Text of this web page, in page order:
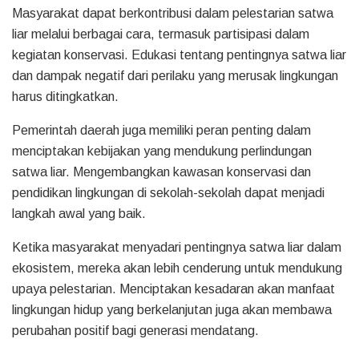
Masyarakat dapat berkontribusi dalam pelestarian satwa
liar melalui berbagai cara, termasuk partisipasi dalam
kegiatan konservasi. Edukasi tentang pentingnya satwa liar
dan dampak negatif dari perilaku yang merusak lingkungan
harus ditingkatkan.
Pemerintah daerah juga memiliki peran penting dalam
menciptakan kebijakan yang mendukung perlindungan
satwa liar. Mengembangkan kawasan konservasi dan
pendidikan lingkungan di sekolah-sekolah dapat menjadi
langkah awal yang baik.
Ketika masyarakat menyadari pentingnya satwa liar dalam
ekosistem, mereka akan lebih cenderung untuk mendukung
upaya pelestarian. Menciptakan kesadaran akan manfaat
lingkungan hidup yang berkelanjutan juga akan membawa
perubahan positif bagi generasi mendatang.